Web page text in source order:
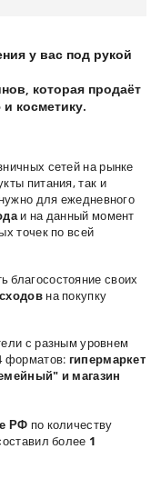
у вас под рукой
которая продаёт
косметику.
сетей на рынке
питания, так и
для ежедневного
и на данный момент
точек по всей
благосостояние своих
на покупку
с разным уровнем
форматов: гипермаркет
и магазин
РФ по количеству
более 1